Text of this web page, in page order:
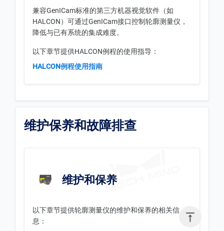

兼容GenICam标准的第三方机器视觉软件（如
HALCON）可通过GenICam接口控制轮廓测量仪，
降低与已有系统的集成难度。
以下章节提供HALCON例程的使用指导：
HALCON例程使用指南
维护保养和故障排查
维护和保养
以下章节提供轮廓测量仪的维护和保养的相关信
息：